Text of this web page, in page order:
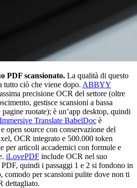
PDF scansionato. La qualità di questo
tutto ciò che viene dopo. ABBYY
precisione OCR del settore (oltre
gestisce scansioni a bassa
ruotate); è un’app desktop, quindi
Immersive Translate BabelDoc è
open source con conservazione del
OCR integrato e 500.000 token
per articoli accademici con formule e
iLovePDF include OCR nel suo
PDF, quindi i passaggi 1 e 2 si fondono in
comodo per scansioni pulite dove non ti
dettagliato.